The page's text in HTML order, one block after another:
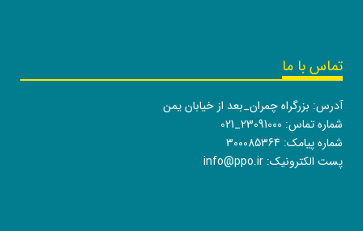
تماس با ما
آدرس: بزرگراه چمران_بعد از خیابان یمن
شماره تماس: 021_23091000
شماره پیامک: 300085364
پست الکترونیک: info@ppo.ir